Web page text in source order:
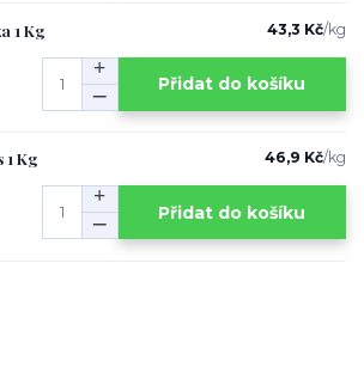
1 Kg 43,3 Kč/kg
Přidat do košíku
1 Kg 46,9 Kč/kg
Přidat do košíku